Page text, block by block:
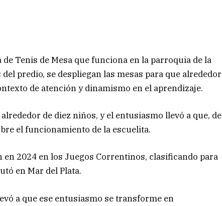
Tenis de Mesa que funciona en la parroquia de la
predio, se despliegan las mesas para que alrededor
de atención y dinamismo en el aprendizaje.
de diez niños, y el entusiasmo llevó a que, de
el funcionamiento de la escuelita.
2024 en los Juegos Correntinos, clasificando para
en Mar del Plata.
a que ese entusiasmo se transforme en